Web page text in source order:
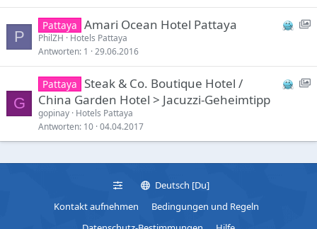
P
S
c
I
Pattaya Amari Ocean Hotel Pattaya
PhilZH
Hotels Pattaya
Antworten 1 29.06.2016
G
S
c
a
Pattaya
Steak & Co. Boutique Hotel /
China Garden Hotel > Jacuzzi-Geheimtipp
gopinay Hotels Pattaya
Antworten 10 04.04.2017
Deutsch [Du]
Kontakt aufnehmen
Bedingungen und Regeln